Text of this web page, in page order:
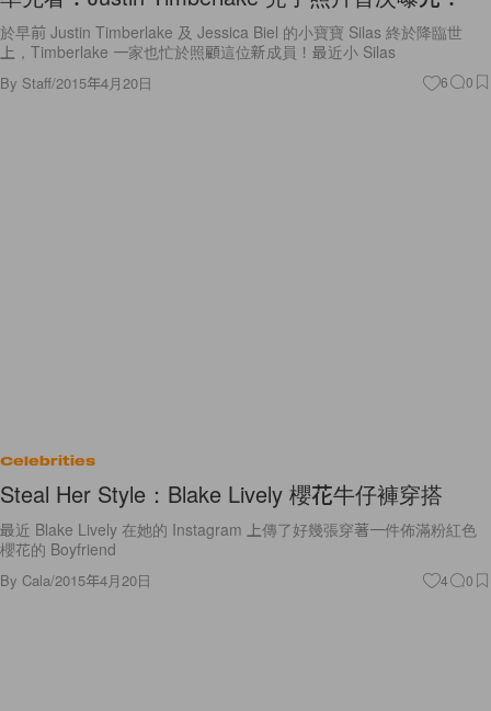
於早前 Justin Timberlake 及 Jessica Biel 的小寶寶 Silas 終於降臨世
上，Timberlake 一家也忙於照顧這位新成員！最近小 Silas
By Staff/2015年4月20日 6 0
Celebrities
Steal Her Style：Blake Lively 櫻花牛仔褲穿搭
最近 Blake Lively 在她的 Instagram 上傳了好幾張穿著一件佈滿粉紅色
櫻花的 Boyfriend
By Cala/2015年4月20日 4 0